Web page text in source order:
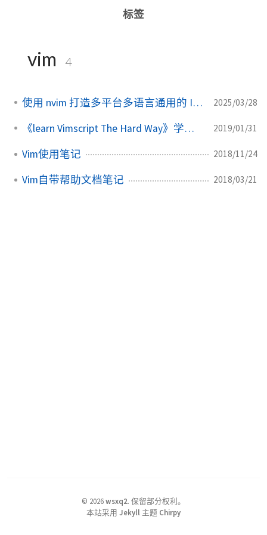
标签
vim 4
使用 nvim 打造多平台多语言通用的 IDE 2025/03/28
《learn Vimscript The Hard Way》学习笔记 2019/01/31
Vim使用笔记 2018/11/24
Vim自带帮助文档笔记 2018/03/21
© 2026wsxq2. 保留部分权利。
本站采用 Jekyll 主题 Chirpy